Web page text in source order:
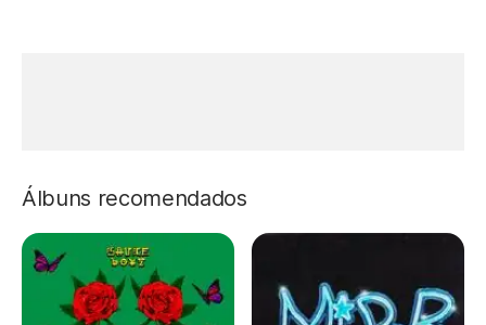
Álbuns recomendados